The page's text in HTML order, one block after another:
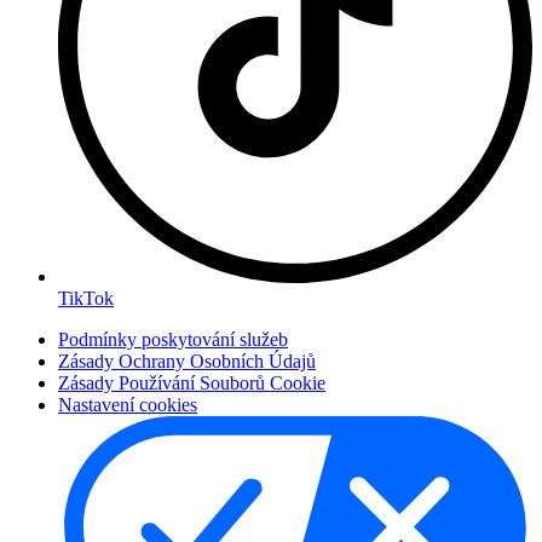
TikTok
Podmínky poskytování služeb
Zásady Ochrany Osobních Údajů
Zásady Používání Souborů Cookie
Nastavení cookies